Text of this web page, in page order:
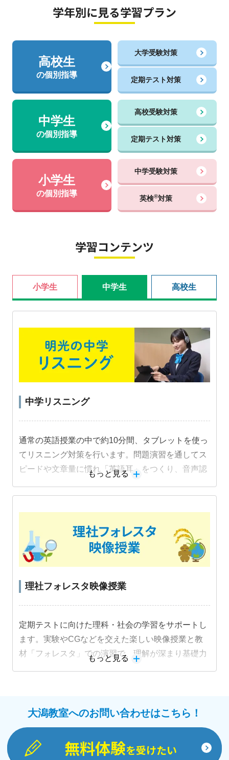
学年別に見る学習プラン
高校生
の個別指導
大学受験対策
定期テスト対策
中学生
の個別指導
高校受験対策
定期テスト対策
小学生
の個別指導
中学受験対策
英検®対策
学習コンテンツ
小学生 中学生 高校生
中学リスニング
通常の英語授業の中で約10分間、タブレットを使っ
てリスニング対策を行います。問題演習を通してス
ピードや文章量に慣れ「英語耳」をつくり、音声認
つけます。
もっと見る
理社フォレスタ映像授業
定期テストに向けた理科・社会の学習をサポートし
ます。実験やCGなどを交えた楽しい映像授業と教
材「フォレスタ」での演習で、理解が深まり基礎力
もっと見る
大潟教室へのお問い合わせはこちら！
無料体験を受けたい